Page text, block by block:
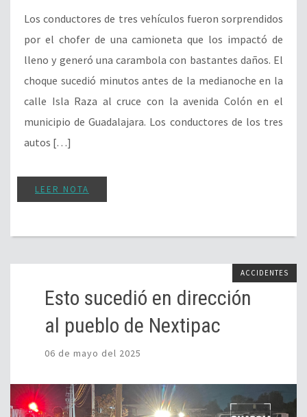
Los conductores de tres vehículos fueron sorprendidos
por el chofer de una camioneta que los impactó de
lleno y generó una carambola con bastantes daños. El
choque sucedió minutos antes de la medianoche en la
calle Isla Raza al cruce con la avenida Colón en el
municipio de Guadalajara. Los conductores de los tres
autos […]
LEER NOTA
ACCIDENTES
Esto sucedió en dirección
al pueblo de Nextipac
06 de mayo del 2025